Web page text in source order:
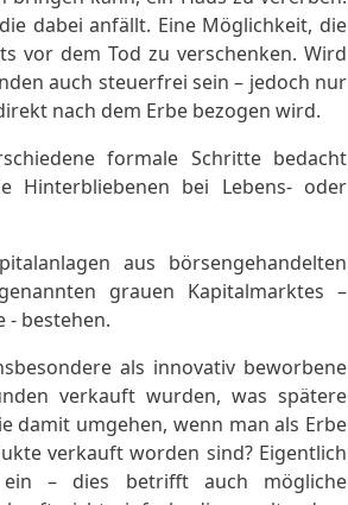
dabei anfällt. Eine Möglichkeit, die
vor dem Tod zu verschenken. Wird
auch steuerfrei sein – jedoch nur
nach dem Erbe bezogen wird.
formale Schritte bedacht
Hinterbliebenen bei Lebens- oder
aus börsengehandelten
grauen Kapitalmarktes –
- bestehen.
als innovativ beworbene
verkauft wurden, was spätere
damit umgehen, wenn man als Erbe
verkauft worden sind? Eigentlich
– dies betrifft auch mögliche